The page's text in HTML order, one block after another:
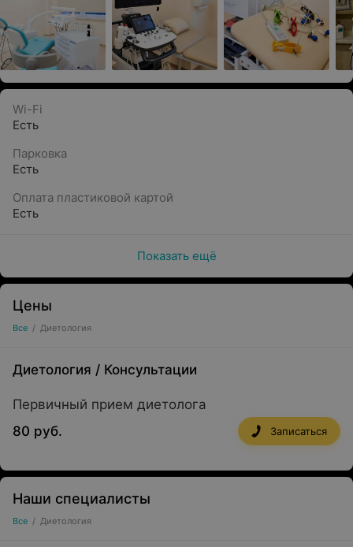
Wi-Fi
Есть
Парковка
Есть
Оплата пластиковой картой
Есть
Показать ещё
Цены
Все / Диетология
Диетология / Консультации
Первичный прием диетолога
80 руб.
Записаться
Наши специалисты
Все / Диетология